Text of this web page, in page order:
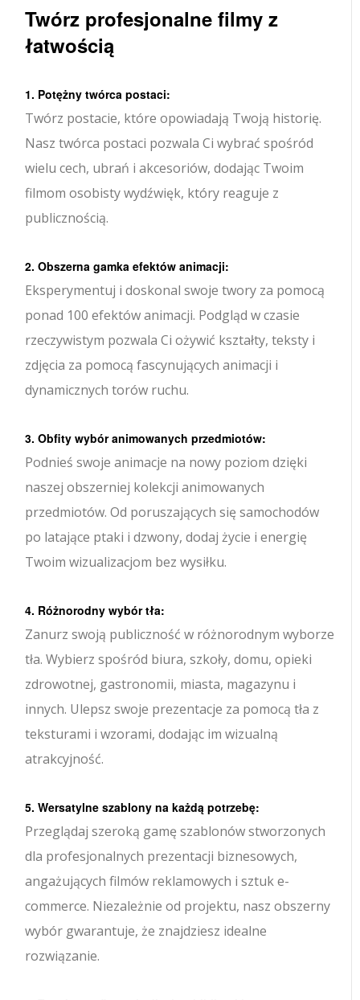
Twórz profesjonalne filmy z
łatwością
1. Potężny twórca postaci:
Twórz postacie, które opowiadają Twoją historię.
Nasz twórca postaci pozwala Ci wybrać spośród
wielu cech, ubrań i akcesoriów, dodając Twoim
filmom osobisty wydźwięk, który reaguje z
publicznością.
2. Obszerna gamka efektów animacji:
Eksperymentuj i doskonal swoje twory za pomocą
ponad 100 efektów animacji. Podgląd w czasie
rzeczywistym pozwala Ci ożywić kształty, teksty i
zdjęcia za pomocą fascynujących animacji i
dynamicznych torów ruchu.
3. Obfity wybór animowanych przedmiotów:
Podnieś swoje animacje na nowy poziom dzięki
naszej obszerniej kolekcji animowanych
przedmiotów. Od poruszających się samochodów
po latające ptaki i dzwony, dodaj życie i energię
Twoim wizualizacjom bez wysiłku.
4. Różnorodny wybór tła:
Zanurz swoją publiczność w różnorodnym wyborze
tła. Wybierz spośród biura, szkoły, domu, opieki
zdrowotnej, gastronomii, miasta, magazynu i
innych. Ulepsz swoje prezentacje za pomocą tła z
teksturami i wzorami, dodając im wizualną
atrakcyjność.
5. Wersatylne szablony na każdą potrzebę:
Przeglądaj szeroką gamę szablonów stworzonych
dla profesjonalnych prezentacji biznesowych,
angażujących filmów reklamowych i sztuk e-
commerce. Niezależnie od projektu, nasz obszerny
wybór gwarantuje, że znajdziesz idealne
rozwiązanie.